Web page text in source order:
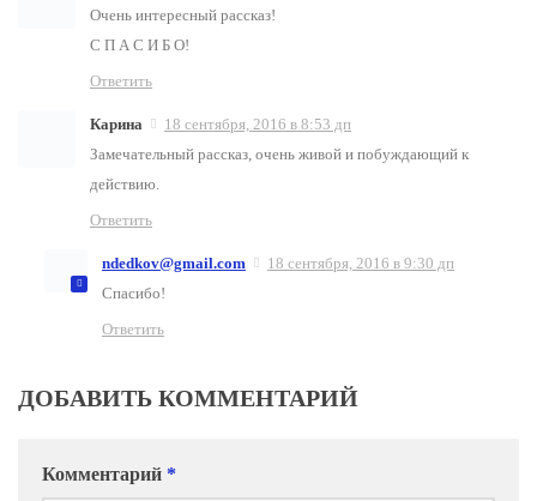
Очень интересный рассказ!
С П А С И Б О!
Ответить
Карина
18 сентября, 2016 в 8:53 дп
Замечательный рассказ, очень живой и побуждающий к
действию.
Ответить
ndedkov@gmail.com
18 сентября, 2016 в 9:30 дп
Спасибо!
Ответить
ДОБАВИТЬ КОММЕНТАРИЙ
Комментарий *